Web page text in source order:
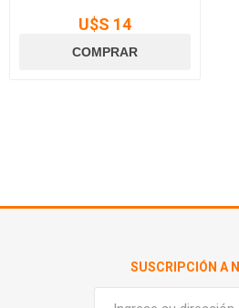
U$S 14
SUSCRIPCIÓN A